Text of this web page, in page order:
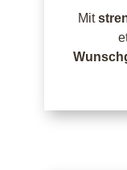
Mit